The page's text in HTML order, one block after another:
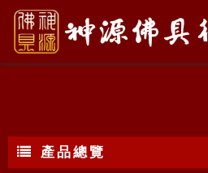
鑼.鼓.鈔<鑼鼓喧天>
產品總覽